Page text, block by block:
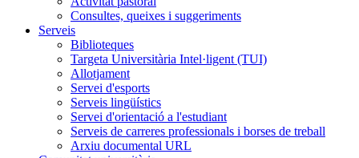
Consultes, queixes i suggeriments
Serveis
Biblioteques
Targeta Universitària Intel·ligent (TUI)
Allotjament
Servei d'esports
Serveis lingüístics
Servei d'orientació a l'estudiant
Serveis de carreres professionals i borses de treball
Arxiu documental URL